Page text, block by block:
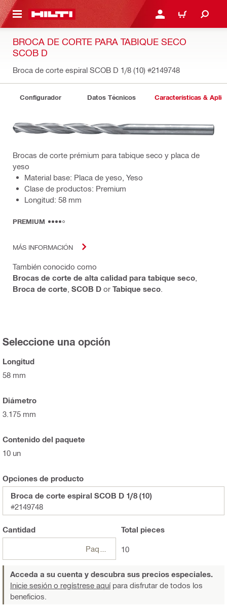
PRINCIPAL INICIE SESIÓN O
CARRITO
BROCA DE CORTE PARA TABIQUE SECO
SCOB D
Broca de corte espiral SCOB D 1/8 (10) #2149748
Configurador Datos Técnicos Características &
Brocas de corte prémium para tabique seco y placa de
yeso
Material base: Placa de yeso, Yeso
Clase de productos: Premium
Longitud: 58 mm
PREMIUM
MÁS INFORMACIÓN
También conocido como
Brocas de corte de alta calidad para tabique seco
Broca de corte SCOB D or Tabique seco
Seleccione una opción
Longitud
58 mm
Diámetro
3.175 mm
Contenido del paquete
10 un
Opciones de producto
Broca de corte espiral SCOB D 1/8 (10)
#2149748
Cantidad Total pieces
10
Acceda a su cuenta y descubra sus precios especiales.
Inicie sesión o regístrese aquípara disfrutar de todos los
beneficios.